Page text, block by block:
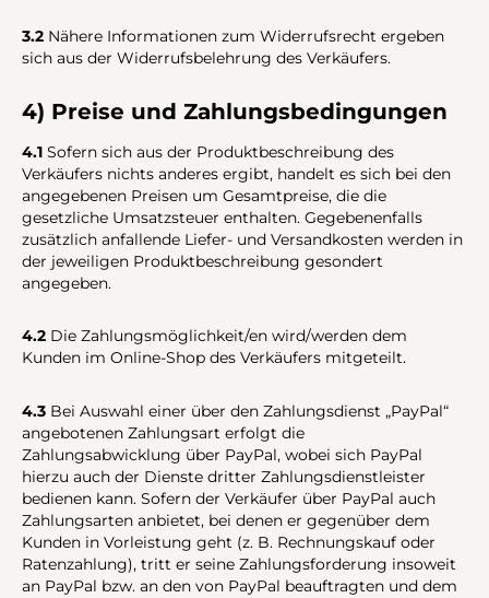
3.2 Nähere Informationen zum Widerrufsrecht ergeben
sich aus der Widerrufsbelehrung des Verkäufers.
4) Preise und Zahlungsbedingungen
4.1 Sofern sich aus der Produktbeschreibung des
Verkäufers nichts anderes ergibt, handelt es sich bei den
angegebenen Preisen um Gesamtpreise, die die
gesetzliche Umsatzsteuer enthalten. Gegebenenfalls
zusätzlich anfallende Liefer- und Versandkosten werden in
der jeweiligen Produktbeschreibung gesondert
angegeben.
4.2 Die Zahlungsmöglichkeit/en wird/werden dem
Kunden im Online-Shop des Verkäufers mitgeteilt.
4.3 Bei Auswahl einer über den Zahlungsdienst „PayPal“
angebotenen Zahlungsart erfolgt die
Zahlungsabwicklung über PayPal, wobei sich PayPal
hierzu auch der Dienste dritter Zahlungsdienstleister
bedienen kann. Sofern der Verkäufer über PayPal auch
Zahlungsarten anbietet, bei denen er gegenüber dem
Kunden in Vorleistung geht (z. B. Rechnungskauf oder
Ratenzahlung), tritt er seine Zahlungsforderung insoweit
an PayPal bzw. an den von PayPal beauftragten und dem